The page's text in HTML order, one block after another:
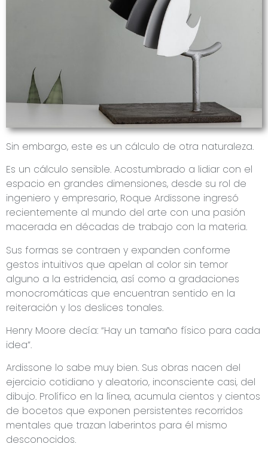
Sin embargo, este es un cálculo de otra naturaleza.
Es un cálculo sensible. Acostumbrado a lidiar con el
espacio en grandes dimensiones, desde su rol de
ingeniero y empresario, Roque Ardissone ingresó
recientemente al mundo del arte con una pasión
macerada en décadas de trabajo con la materia.
Sus formas se contraen y expanden conforme
gestos intuitivos que apelan al color sin temor
alguno a la estridencia, así como a gradaciones
monocromáticas que encuentran sentido en la
reiteración y los deslices tonales.
Henry Moore decía: “Hay un tamaño físico para cada
idea”.
Ardissone lo sabe muy bien. Sus obras nacen del
ejercicio cotidiano y aleatorio, inconsciente casi, del
dibujo. Prolífico en la línea, acumula cientos y cientos
de bocetos que exponen persistentes recorridos
mentales que trazan laberintos para él mismo
desconocidos.